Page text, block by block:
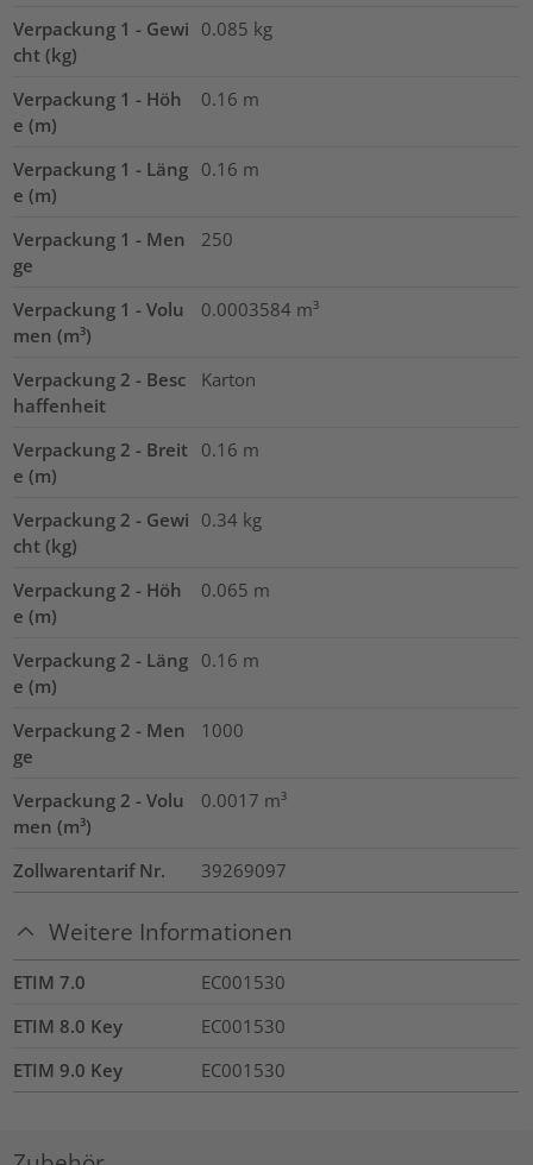
Verpackung 1 - Gewi
cht (kg)
0.085 kg
Verpackung 1 - Höh
e (m)
0.16 m
Verpackung 1 - Läng
e (m)
0.16 m
Verpackung 1 - Men
ge
250
Verpackung 1 - Volu
men (m³)
0.0003584 m³
Verpackung 2 - Besc
haffenheit
Karton
Verpackung 2 - Breit
e (m)
0.16 m
Verpackung 2 - Gewi
cht (kg)
0.34 kg
Verpackung 2 - Höh
e (m)
0.065 m
Verpackung 2 - Läng
e (m)
0.16 m
Verpackung 2 - Men
ge
1000
Verpackung 2 - Volu
men (m³)
0.0017 m³
Zollwarentarif Nr. 39269097
Weitere Informationen
ETIM 7.0
EC001530
ETIM 8.0 Key
EC001530
ETIM 9.0 Key
EC001530